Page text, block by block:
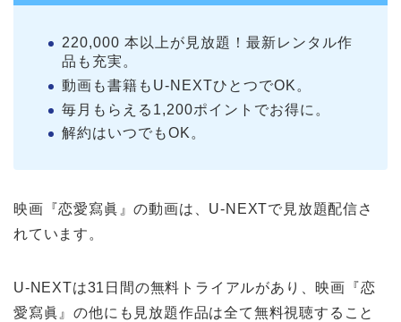
220,000 本以上が見放題！最新レンタル作
品も充実。
動画も書籍もU-NEXTひとつでOK。
毎月もらえる1,200ポイントでお得に。
解約はいつでもOK。
映画『恋愛寫眞』の動画は、U-NEXTで見放題配信さ
れています。
U-NEXTは31日間の無料トライアルがあり、映画『恋
愛寫眞』の他にも見放題作品は全て無料視聴すること